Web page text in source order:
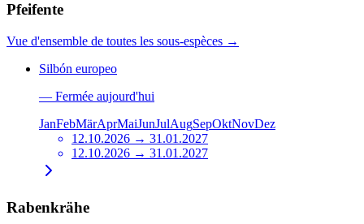
Pfeifente
Vue d'ensemble de toutes les sous-espèces →
Silbón europeo
— Fermée aujourd'hui
JanFebMärAprMaiJunJulAugSepOktNovDez
12.10.2026 → 31.01.2027
12.10.2026 → 31.01.2027
Rabenkrähe